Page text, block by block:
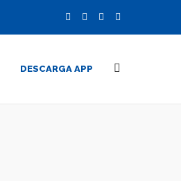
DESCARGA APP